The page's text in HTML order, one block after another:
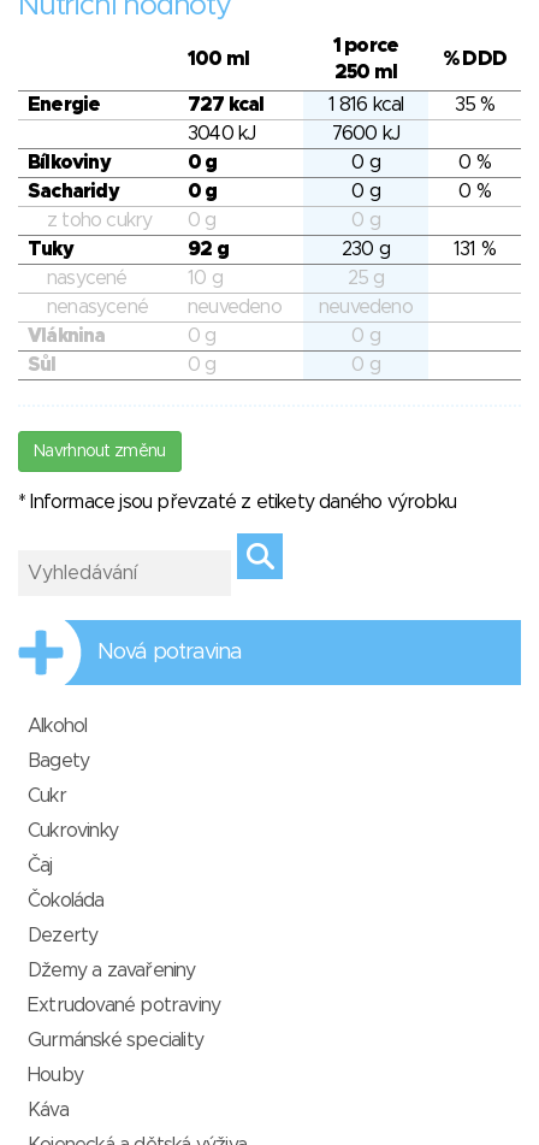
Nutriční hodnoty
100 ml
1 porce
250 ml
% DDD
Energie 727 kcal 1 816 kcal
35 %
3040 kJ
7600 kJ
Bílkoviny
0 g 0 g
0 %
Sacharidy
0 g 0 g
0 %
z toho cukry
0 g
0 g
Tuky
92 g 230 g
131 %
nasycené
10 g
25 g
nenasycené
neuvedeno
neuvedeno
Vláknina
0 g
0 g
Sůl
0 g 0 g
Navrhnout změnu
* Informace jsou převzaté z etikety daného výrobku
Nová potravina
Alkohol
Bagety
Cukr
Cukrovinky
Čaj
Čokoláda
Dezerty
Džemy a zavařeniny
Extrudované potraviny
Gurmánské speciality
Houby
Káva